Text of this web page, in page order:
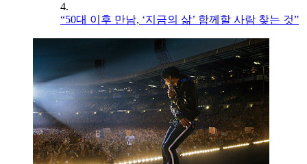
4.
“50대 이후 만남, ‘지금의 삶’ 함께할 사람 찾는 것”